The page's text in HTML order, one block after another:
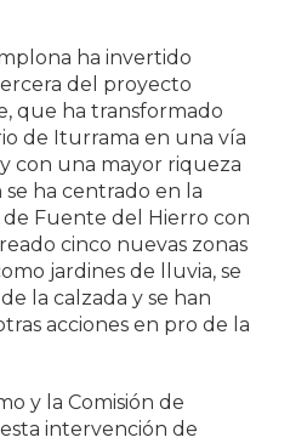
ha invertido
del proyecto
que ha transformado
de Iturrama en una vía
con una mayor riqueza
se ha centrado en la
Fuente del Hierro con
cinco nuevas zonas
jardines de lluvia, se
la calzada y se han
acciones en pro de la
y la Comisión de
intervención de